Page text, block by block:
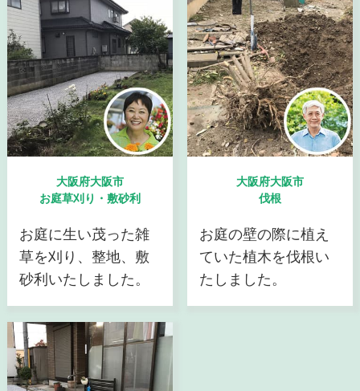
大阪府大阪市
お庭草刈り・敷砂利
お庭に生い茂った雑
草を刈り、整地、敷
砂利いたしました。
大阪府大阪市
伐根
お庭の壁の際に植え
ていた植木を伐根い
たしました。